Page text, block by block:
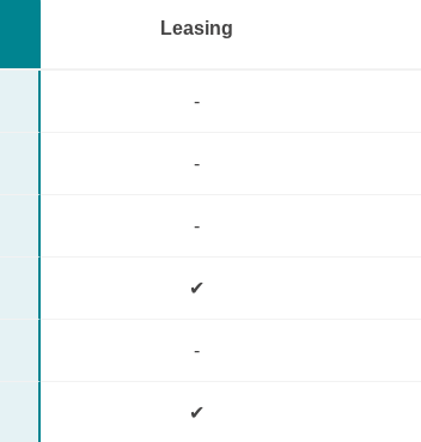
Leasing
-
-
-
✔
-
✔